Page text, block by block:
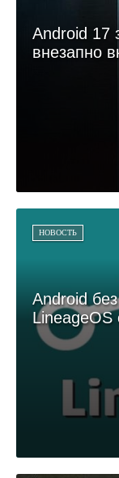
Android 17
внезапно
НОВОСТЬ
Android
LineageOS